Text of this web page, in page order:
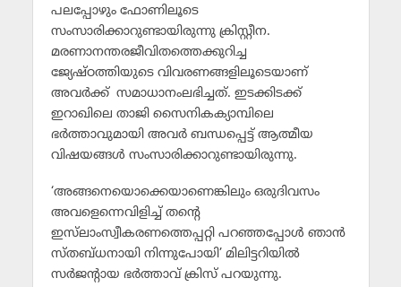
പലപ്പോഴും ഫോണിലൂടെ
സംസാരിക്കാറുണ്ടായിരുന്നു ക്രിസ്റ്റീന.
മരണാനന്തരജീവിതത്തെക്കുറിച്ച
ജ്യേഷ്ഠത്തിയുടെ വിവരണങ്ങളിലൂടെയാണ്
അവര്‍ക്ക് സമാധാനംലഭിച്ചത്. ഇടക്കിടക്ക്
ഇറാഖിലെ താജി സൈനികക്യാമ്പിലെ
ഭര്‍ത്താവുമായി അവര്‍ ബന്ധപ്പെട്ട് ആത്മീയ
വിഷയങ്ങള്‍ സംസാരിക്കാറുണ്ടായിരുന്നു.
‘അങ്ങനെയൊക്കെയാണെങ്കിലും ഒരുദിവസം
അവളെന്നെവിളിച്ച് തന്റെ
ഇസ്‌ലാംസ്വീകരണത്തെപ്പറ്റി പറഞ്ഞപ്പോള്‍ ഞാന്‍
സ്തബ്ധനായി നിന്നുപോയി’ മിലിട്ടറിയില്‍
സര്‍ജന്റായ ഭര്‍ത്താവ് ക്രിസ് പറയുന്നു.